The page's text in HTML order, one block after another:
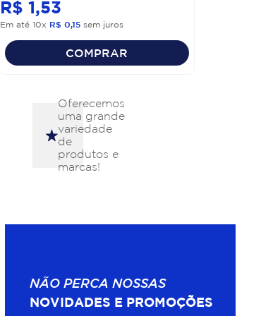
R$ 1,53
Em até10x R$ 0,15 sem juros
COMPRAR
Oferecemos
uma grande
variedade
de
produtos e
marcas!
NÃO PERCA NOSSAS
NOVIDADES E PROMOÇÕES